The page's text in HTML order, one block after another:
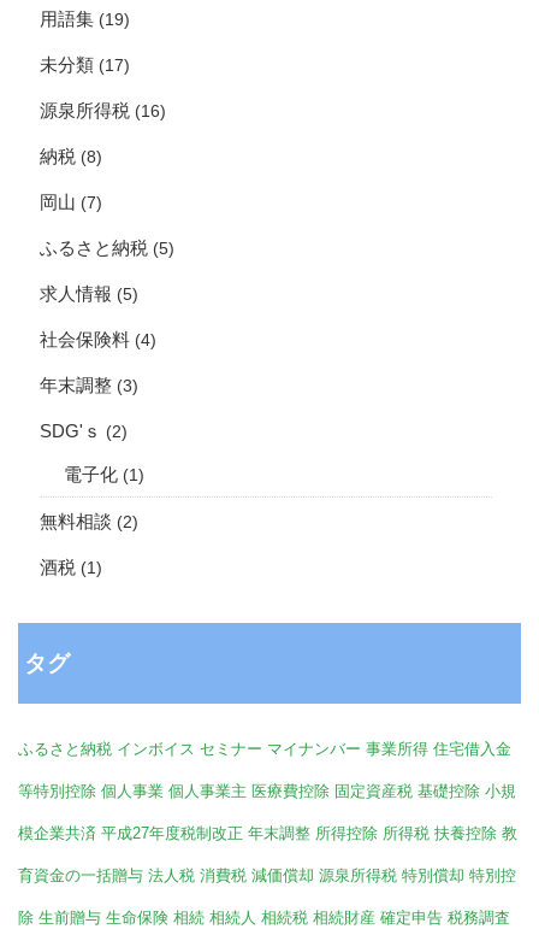
用語集 (19)
未分類 (17)
源泉所得税 (16)
納税 (8)
岡山 (7)
ふるさと納税 (5)
求人情報 (5)
社会保険料 (4)
年末調整 (3)
SDG'ｓ (2)
電子化 (1)
無料相談 (2)
酒税 (1)
タグ
ふるさと納税 インボイス セミナー マイナンバー 事業所得 住宅借入金
等特別控除 個人事業 個人事業主 医療費控除 固定資産税 基礎控除 小規
模企業共済 平成27年度税制改正 年末調整 所得控除 所得税 扶養控除 教
育資金の一括贈与 法人税 消費税 減価償却 源泉所得税 特別償却 特別控
除 生前贈与 生命保険 相続 相続人 相続税 相続財産 確定申告 税務調査